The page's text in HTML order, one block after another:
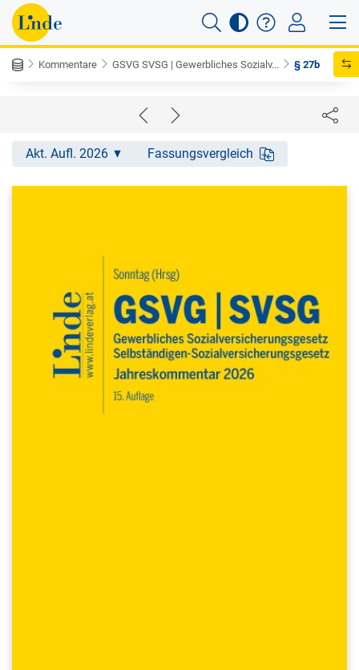
Kommentare GSVG SVSG | Gewerbliches Sozialv... § 27b
Akt. Aufl. 2026 Fassungsvergleich